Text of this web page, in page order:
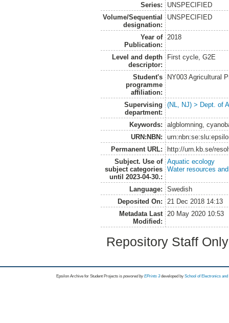
Series:
UNSPECIFIED
Volume/Sequential
designation:
UNSPECIFIED
Year of
Publication:
2018
Level and depth
descriptor:
First cycle, G2E
Student's
programme
affiliation:
NY003 Agricultural
Supervising
department:
(NL, NJ) > Dept. of
Keywords:
algblomning,
URN:NBN:
Permanent URL:
http://urn.kb.se/
Subject. Use of
subject categories
until 2023-04-30.:
Aquatic ecology
Water resources
Language:
Swedish
Deposited On:
21 Dec 2018 14:13
Metadata Last
Modified:
20 May 2020 10:53
Repository Staff
Epsilon Archive for Student Projects is powored byEPrints 3 developed by School of Electronics